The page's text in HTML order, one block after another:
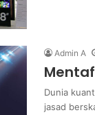
Admin A
Dunia
jasad